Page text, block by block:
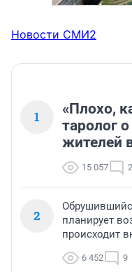
Новости СМИ2
1
«Плохо,
таролог
жителей
15 057
2
планирует
происходит
6 452 9